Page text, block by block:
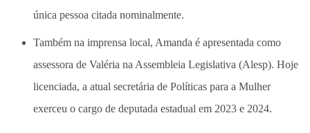
única pessoa citada nominalmente.
Também na imprensa local, Amanda é apresentada como
assessora de Valéria na Assembleia Legislativa (Alesp). Hoje
licenciada, a atual secretária de Políticas para a Mulher
exerceu o cargo de deputada estadual em 2023 e 2024.